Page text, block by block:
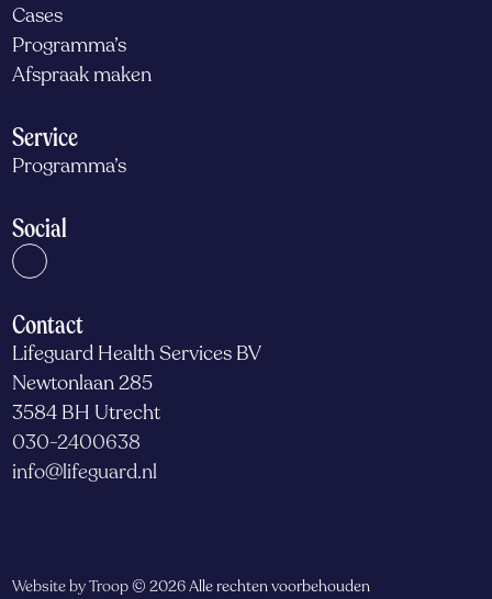
Cases
Programma’s
Afspraak maken
Service
Programma’s
Social
Contact
Lifeguard Health Services BV
Newtonlaan 285
3584 BH Utrecht
030-2400638
info@lifeguard.nl
Website by Troop © 2026 Alle rechten voorbehouden